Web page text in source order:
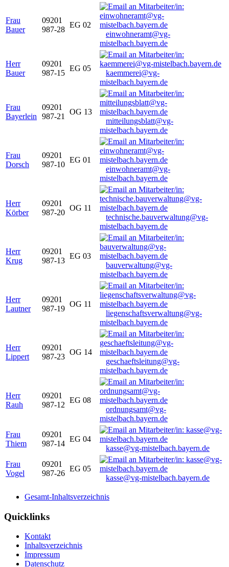
Frau
Bauer
09201
987-28
EG 02
einwohneramt@vg-
mistelbach.bayern.de
Herr
Bauer
09201
987-15
EG 05
kaemmerei@vg-
mistelbach.bayern.de
Frau
Bayerlein
09201
987-21
OG 13
mitteilungsblatt@vg-
mistelbach.bayern.de
Frau
Dorsch
09201
987-10
EG 01
einwohneramt@vg-
mistelbach.bayern.de
Herr
Körber
09201
987-20
OG 11
technische.bauverwaltung@vg-
mistelbach.bayern.de
Herr
Krug
09201
987-13
EG 03
bauverwaltung@vg-
mistelbach.bayern.de
Herr
Lautner
09201
987-19
OG 11
liegenschaftsverwaltung@vg-
mistelbach.bayern.de
Herr
Lippert
09201
987-23
OG 14
geschaeftsleitung@vg-
mistelbach.bayern.de
Herr
Rauh
09201
987-12
EG 08
ordnungsamt@vg-
mistelbach.bayern.de
Frau
Thiem
09201
987-14
EG 04
kasse@vg-mistelbach.bayern.de
Frau
Vogel
09201
987-26
EG 05
kasse@vg-mistelbach.bayern.de
Gesamt-Inhaltsverzeichnis
Quicklinks
Kontakt
Inhaltsverzeichnis
Impressum
Datenschutz